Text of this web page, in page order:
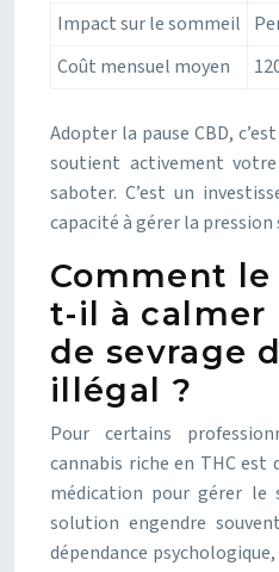
Impact sur le sommeil
Coût mensuel moyen
Adopter la pause CBD,
soutient activement
saboter. C’est un
capacité à gérer la pression
Comment le
t-il à calmer
de sevrage
illégal ?
Pour certains
cannabis riche en THC est
médication pour gérer le
solution engendre
dépendance